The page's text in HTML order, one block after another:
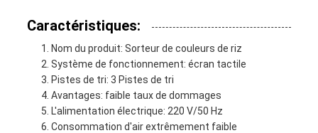
Caractéristiques:
Nom du produit: Sorteur de couleurs de riz
Système de fonctionnement: écran tactile
Pistes de tri: 3 Pistes de tri
Avantages: faible taux de dommages
L'alimentation électrique: 220 V/50 Hz
Consommation d'air extrêmement faible